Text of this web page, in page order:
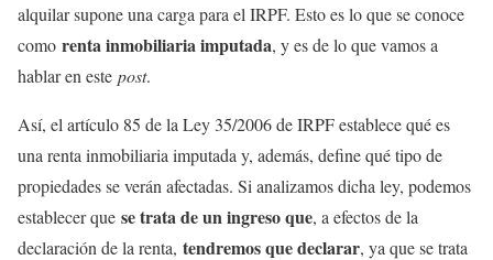
alquilar supone una carga para el IRPF. Esto es lo que se conoce
como renta inmobiliaria imputada, y es de lo que vamos a
hablar en este post.
Así, el artículo 85 de la Ley 35/2006 de IRPF establece qué es
una renta inmobiliaria imputada y, además, define qué tipo de
propiedades se verán afectadas. Si analizamos dicha ley, podemos
establecer que se trata de un ingreso que, a efectos de la
declaración de la renta, tendremos que declarar, ya que se trata